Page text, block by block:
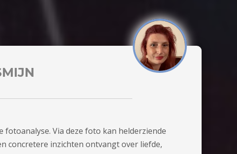
fotoanalyse. Via deze foto kan helderziende
concretere inzichten ontvangt over liefde,